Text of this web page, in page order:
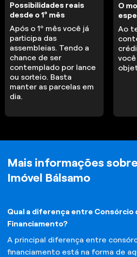
Possibilidades reais
desde o 1º mês
Após o 1º mês você já
participa das
assembleias. Tendo a
chance de ser
contemplado por lance
ou sorteio. Basta
manter as parcelas em
dia.
O
Ao
Mais informações
Imóvel Bálsamo
Qual a diferença entre Consórcio
Financiamento?
A principal diferença entre
financiamento está na forma de